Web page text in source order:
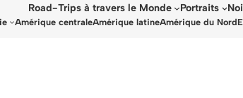
Road-Trips à travers le Monde Portraits
Amérique centraleAmérique latineAmérique du Nord